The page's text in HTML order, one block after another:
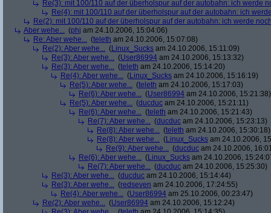
Re(3): mit 100/110 auf der überholspur auf der autobahn: ich werde
Re(4): mit 100/110 auf der überholspur auf der autobahn: ich
Re(2): mit 100/110 auf der überholspur auf der autobahn: ich werde
Aber wehe... (phj am 24.10.2006, 15:04:06)
Re: Aber wehe... (teleth am 24.10.2006, 15:07:08)
Re(2): Aber wehe... (Linux_Sucks am 24.10.2006, 15:11:09)
Re(3): Aber wehe... (User86994 am 24.10.2006, 15:13:32)
Re(3): Aber wehe... (teleth am 24.10.2006, 15:14:20)
Re(4): Aber wehe... (Linux_Sucks am 24.10.2006, 15:16:19)
Re(5): Aber wehe... (teleth am 24.10.2006, 15:17:03)
Re(6): Aber wehe... (User86994 am 24.10.2006, 15:21:38)
Re(5): Aber wehe... (ducduc am 24.10.2006, 15:21:11)
Re(6): Aber wehe... (teleth am 24.10.2006, 15:21:43)
Re(7): Aber wehe... (ducduc am 24.10.2006, 15:23:13)
Re(8): Aber wehe... (teleth am 24.10.2006, 15:30:18)
Re(8): Aber wehe... (Linux_Sucks am 24.10.2006,
Re(9): Aber wehe... (ducduc am 24.10.2006,
Re(6): Aber wehe... (Linux_Sucks am 24.10.2006,
Re(7): Aber wehe... (ducduc am 24.10.2006, 15:25:30)
Re(3): Aber wehe... (ducduc am 24.10.2006, 15:14:44)
Re(3): Aber wehe... (redseven am 24.10.2006, 17:24:55)
Re(4): Aber wehe... (User86994 am 25.10.2006, 00:23:47)
Re(2): Aber wehe... (User86994 am 24.10.2006, 15:12:24)